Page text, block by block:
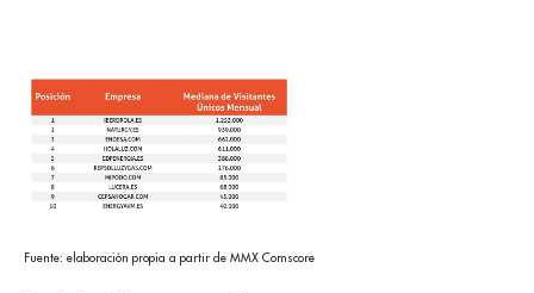
Fuente: elaboración propia a partir de MMX Comscore